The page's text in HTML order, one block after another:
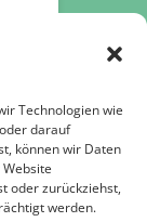
Technologien wie
darauf
können wir Daten
oder zurückziehst,
werden.